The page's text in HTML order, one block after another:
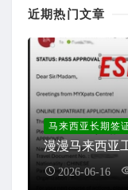
近期热门文章
马来西亚长期签
漫漫马来西亚
2026-06-16